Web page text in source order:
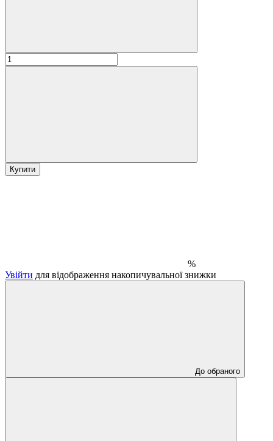
Купити
%
Увійти для відображення накопичувальної знижки
До обраного